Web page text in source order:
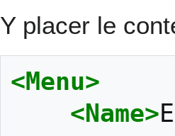
Y placer le
<Menu>
<Name>